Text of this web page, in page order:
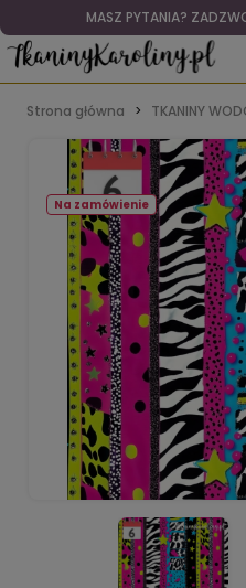
MASZ PYTANIA?
Strona główna TKANINY
Na zamówienie